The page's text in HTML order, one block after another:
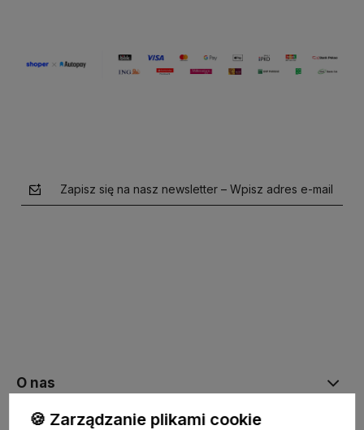
Zapisz się na nasz newsletter – Wpisz adres e-mail
O nas
🍪 Zarządzanie plikami cookie